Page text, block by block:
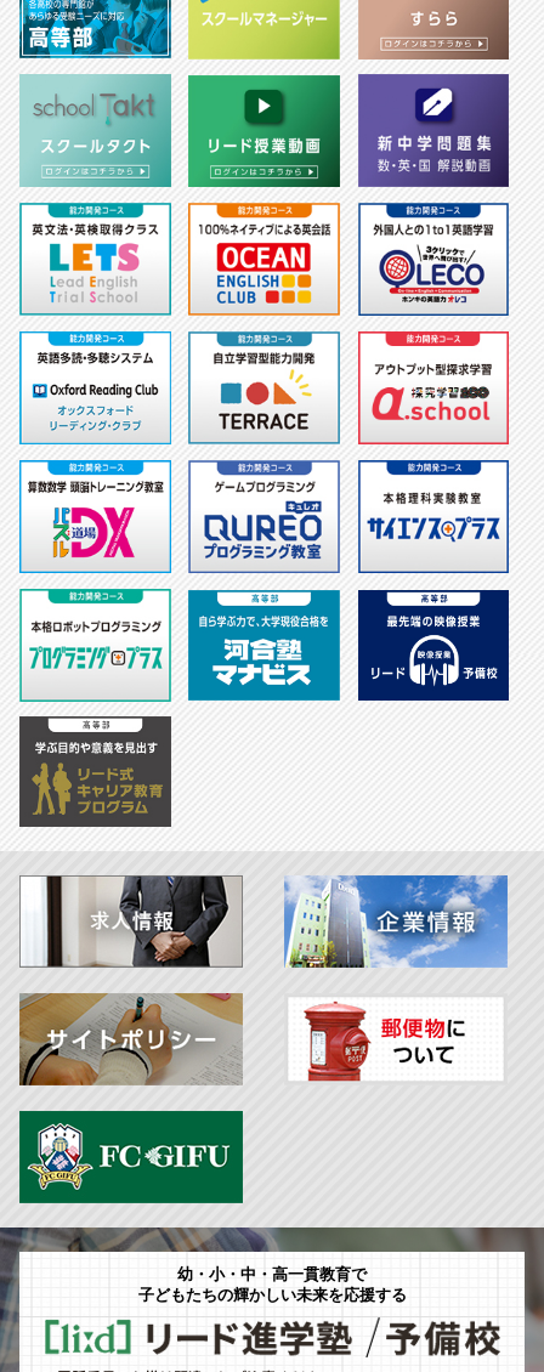
幼・小・中・高一貫教育で
子どもたちの輝かしい未来を応援する